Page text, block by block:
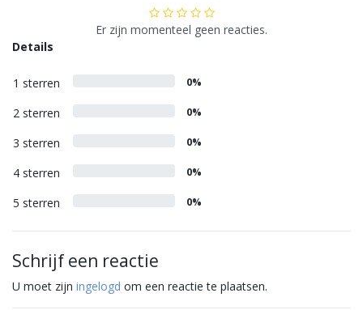
Er zijn momenteel geen reacties.
Details
1 sterren 0%
2 sterren 0%
3 sterren 0%
4 sterren 0%
5 sterren 0%
Schrijf een reactie
U moet zijn ingelogd om een reactie te plaatsen.